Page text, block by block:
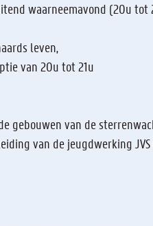
waarneemavond (20u tot
leven,
van 20u tot 21u
gebouwen van de
van de jeugdwerking